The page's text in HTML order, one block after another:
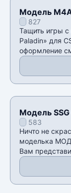
Модель
827
Тащить игры
Paladin» для
оформление
Модель
583
Ничто не
моделька
Вам